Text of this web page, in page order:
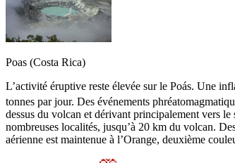
Poas (Costa Rica)
L’activité éruptive reste élevée sur le Poás. Une
tonnes par jour. Des événements
dessus du volcan et dérivant principalement vers le
nombreuses localités, jusqu’à 20 km du volcan.
aérienne est maintenue à l’Orange, deuxième